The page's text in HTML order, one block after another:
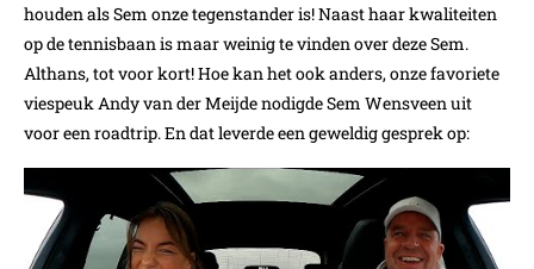
houden als Sem onze tegenstander is! Naast haar kwaliteiten
op de tennisbaan is maar weinig te vinden over deze Sem.
Althans, tot voor kort! Hoe kan het ook anders, onze favoriete
viespeuk Andy van der Meijde nodigde Sem Wensveen uit
voor een roadtrip. En dat leverde een geweldig gesprek op: